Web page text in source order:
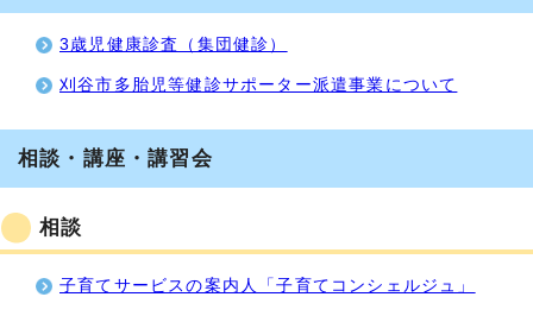
3歳児健康診査（集団健診）
刈谷市多胎児等健診サポーター派遣事業について
相談・講座・講習会
相談
子育てサービスの案内人「子育てコンシェルジュ」